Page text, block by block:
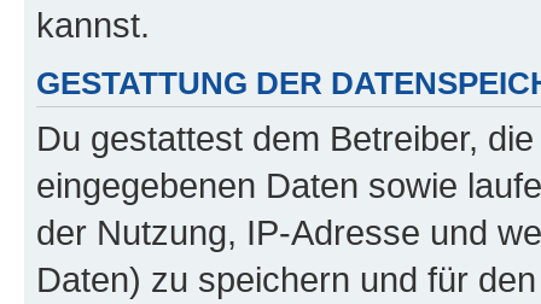
kannst.
GESTATTUNG DER
Du gestattest dem Betreiber,
eingegebenen Daten sowie
der Nutzung, IP-Adresse und
Daten) zu speichern und für